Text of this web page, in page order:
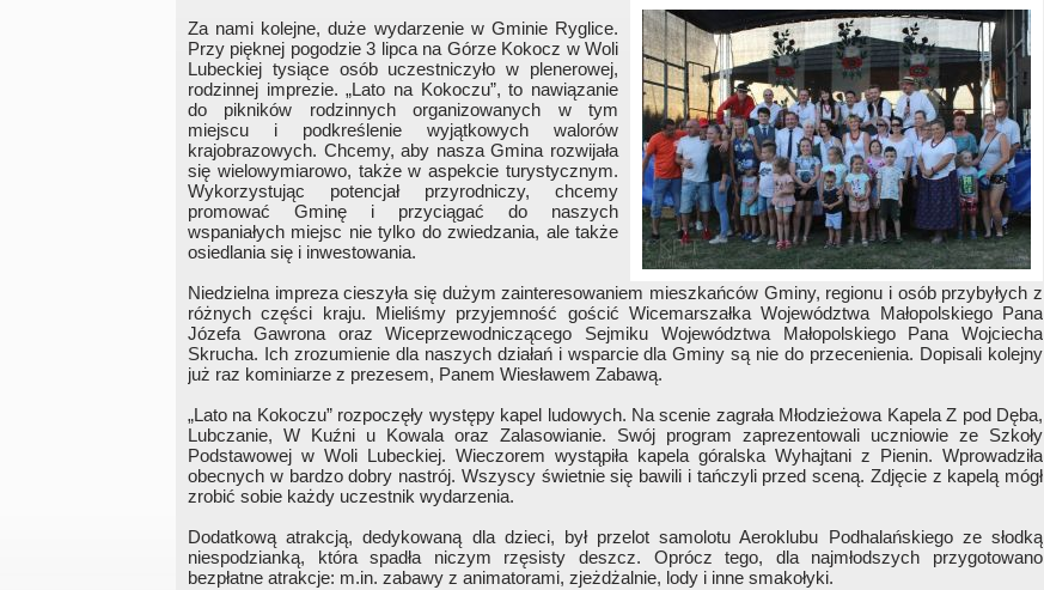
Za nami kolejne, duże wydarzenie w Gminie Ryglice.
Przy pięknej pogodzie 3 lipca na Górze Kokocz w Woli
Lubeckiej tysiące osób uczestniczyło w plenerowej,
rodzinnej imprezie. „Lato na Kokoczu”, to nawiązanie
do pikników rodzinnych organizowanych w tym
miejscu i podkreślenie wyjątkowych walorów
krajobrazowych. Chcemy, aby nasza Gmina rozwijała
się wielowymiarowo, także w aspekcie turystycznym.
Wykorzystując potencjał przyrodniczy, chcemy
promować Gminę i przyciągać do naszych
wspaniałych miejsc nie tylko do zwiedzania, ale także
osiedlania się i inwestowania.
Niedzielna impreza cieszyła się dużym zainteresowaniem mieszkańców Gminy, regionu i osób przybyłych z
różnych części kraju. Mieliśmy przyjemność gościć Wicemarszałka Województwa Małopolskiego Pana
Józefa Gawrona oraz Wiceprzewodniczącego Sejmiku Województwa Małopolskiego Pana Wojciecha
Skrucha. Ich zrozumienie dla naszych działań i wsparcie dla Gminy są nie do przecenienia. Dopisali kolejny
już raz kominiarze z prezesem, Panem Wiesławem Zabawą.
„Lato na Kokoczu” rozpoczęły występy kapel ludowych. Na scenie zagrała Młodzieżowa Kapela Z pod Dęba,
Lubczanie, W Kuźni u Kowala oraz Zalasowianie. Swój program zaprezentowali uczniowie ze Szkoły
Podstawowej w Woli Lubeckiej. Wieczorem wystąpiła kapela góralska Wyhajtani z Pienin. Wprowadziła
obecnych w bardzo dobry nastrój. Wszyscy świetnie się bawili i tańczyli przed sceną. Zdjęcie z kapelą mógł
zrobić sobie każdy uczestnik wydarzenia.
Dodatkową atrakcją, dedykowaną dla dzieci, był przelot samolotu Aeroklubu Podhalańskiego ze słodką
niespodzianką, która spadła niczym rzęsisty deszcz. Oprócz tego, dla najmłodszych przygotowano
bezpłatne atrakcje: m.in. zabawy z animatorami, zjeżdżalnie, lody i inne smakołyki.